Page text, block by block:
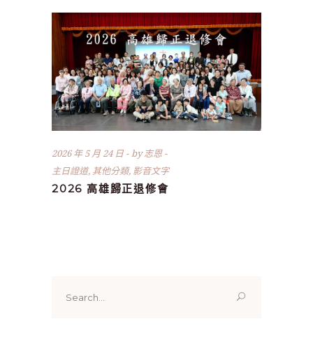
2026 年 5 月 24 日 by志恩
主日證道, 其他分類, 影音文字
2026 高雄歸正退修會
for: